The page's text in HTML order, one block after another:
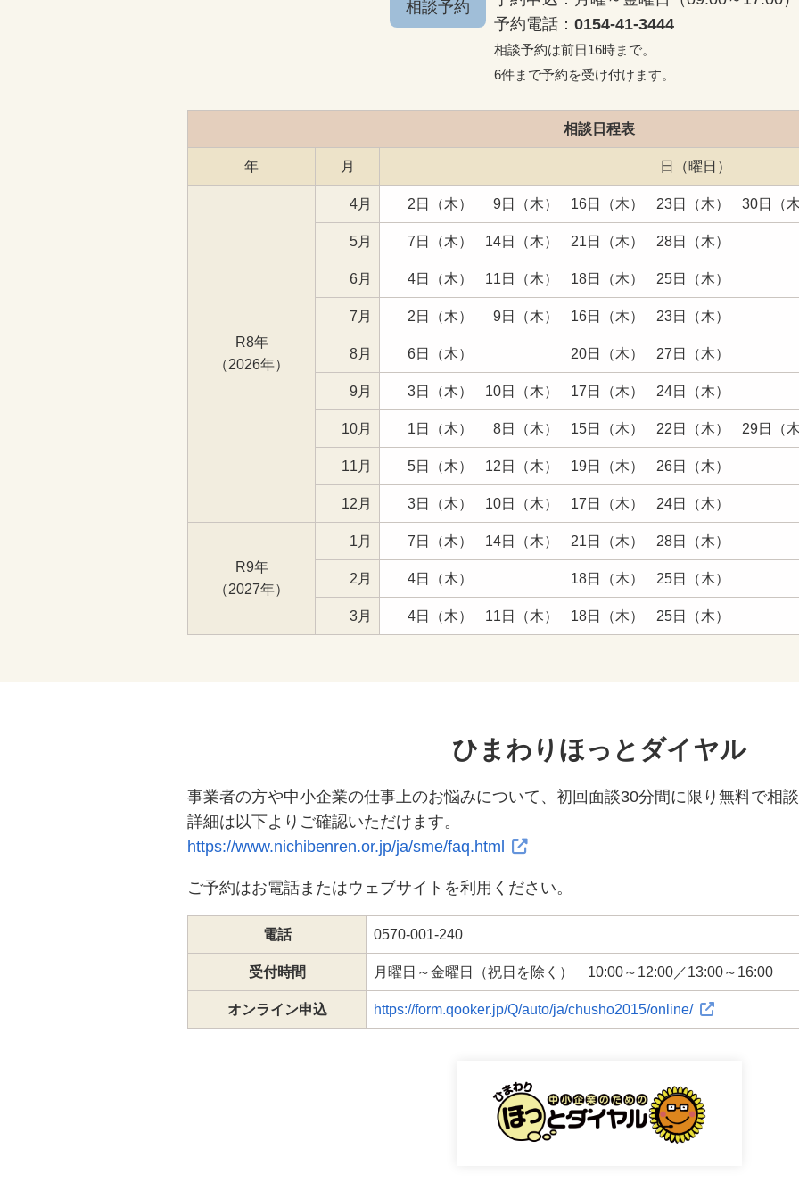
相談予約
予約電話： 0154-41-3444
相談予約は前日16時まで。
6件まで予約を受け付けます。
相談日程表
年 月 日（曜日）
R8年
（2026年）
4月 2日（木） 9日（木） 16日（木） 23日（木） 30日（
5月 7日（木） 14日（木） 21日（木） 28日（木）
6月 4日（木） 11日（木） 18日（木） 25日（木）
7月 2日（木） 9日（木） 16日（木） 23日（木）
8月 6日（木） 20日（木） 27日（木）
9月 3日（木） 10日（木） 17日（木） 24日（木）
10月 1日（木） 8日（木） 15日（木） 22日（木） 29日（
11月 5日（木） 12日（木） 19日（木） 26日（木）
12月 3日（木） 10日（木） 17日（木） 24日（木）
R9年
（2027年）
1月 7日（木） 14日（木） 21日（木） 28日（木）
2月 4日（木） 18日（木） 25日（木）
3月 4日（木） 11日（木） 18日（木） 25日（木）
ひまわりほっとダイヤル
事業者の方や中小企業の仕事上のお悩みについて、初回面談30分間に限り無料で相
詳細は以下よりご確認いただけます。
https://www.nichibenren.or.jp/ja/sme/faq.html
ご予約はお電話またはウェブサイトを利用ください。
電話 0570-001-240
受付時間 月曜日～金曜日（祝日を除く） 10:00～12:00／13:00～16:00
オンライン申込 https://form.qooker.jp/Q/auto/ja/chusho2015/online/